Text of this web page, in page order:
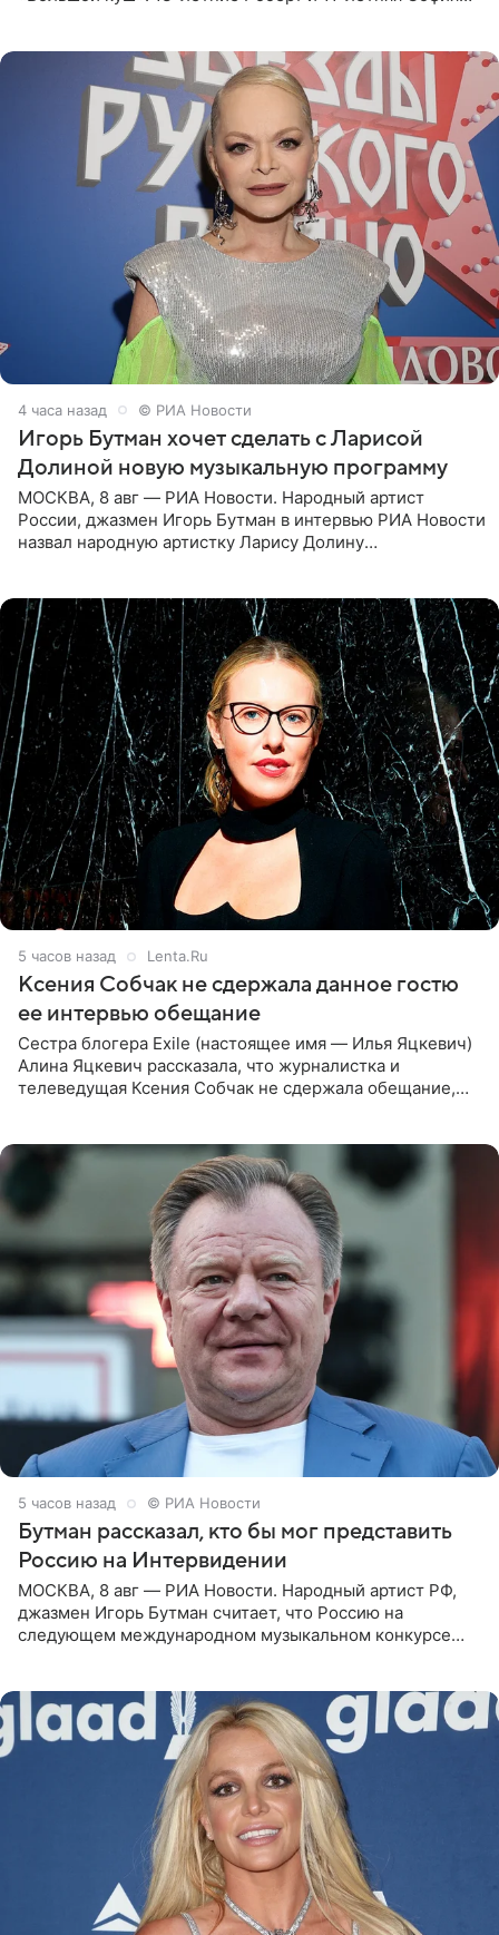
4 часа назад © РИА Новости
Игорь Бутман хочет сделать с Ларисой
Долиной новую музыкальную программу
МОСКВА, 8 авг — РИА Новости. Народный артист
России, джазмен Игорь Бутман в интервью РИА Новости
назвал народную артистку Ларису Долину
5 часов назад Lenta.Ru
Ксения Собчак не сдержала данное гостю
ее интервью обещание
Сестра блогера Exile (настоящее имя — Илья Яцкевич)
Алина Яцкевич рассказала, что журналистка и
телеведущая Ксения Собчак не сдержала обещание,
5 часов назад © РИА Новости
Бутман рассказал, кто бы мог представить
Россию на Интервидении
МОСКВА, 8 авг — РИА Новости. Народный артист РФ,
джазмен Игорь Бутман считает, что Россию на
следующем международном музыкальном конкурсе